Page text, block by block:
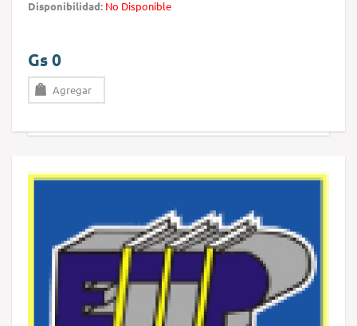
Disponibilidad: No Disponible
Gs 0
Agregar